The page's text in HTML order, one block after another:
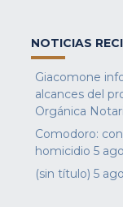
NOTICIAS
Giacomone
alcances del
Orgánica
Comodoro:
homicidio 5
(sin título) 5